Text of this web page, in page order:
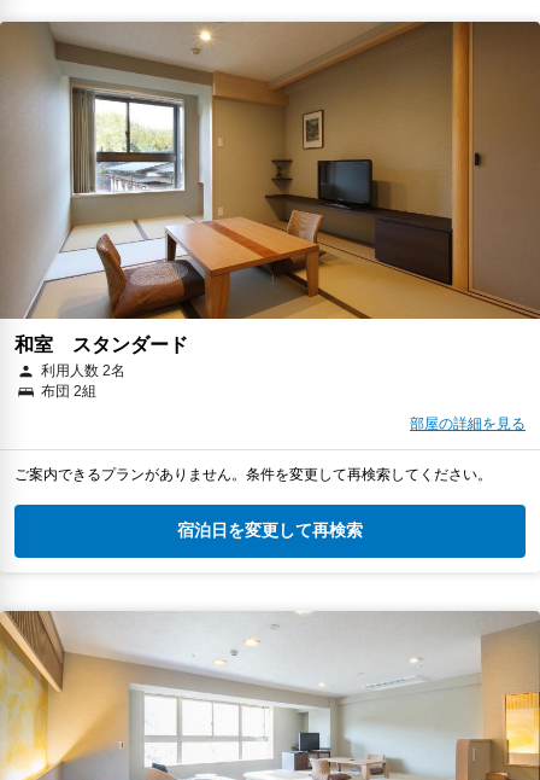
和室 スタンダード
利用人数 2名
布団 2組
部屋の詳細を見る
ご案内できるプランがありません。条件を変更して再検索してください。
宿泊日を変更して再検索